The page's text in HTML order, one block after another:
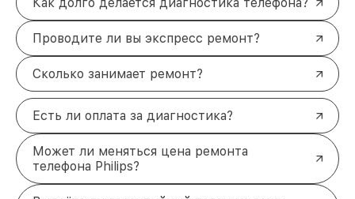
Проводите ли вы экспресс ремонт?
Сколько занимает ремонт?
Есть ли оплата за диагностика?
Может ли меняться цена ремонта
телефона Philips?